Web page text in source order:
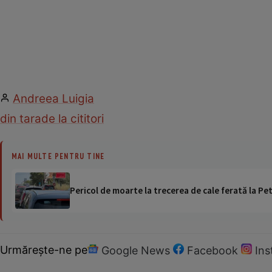
Andreea Luigia
din tarade la cititori
MAI MULTE PENTRU TINE
Pericol de moarte la trecerea de cale ferată la
Urmărește-ne pe Google News Facebook